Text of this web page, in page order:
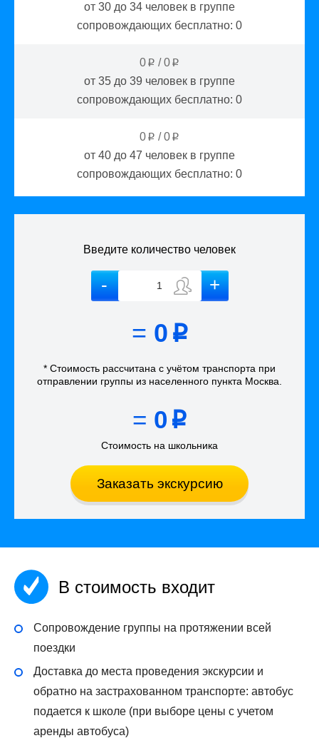
от 30 до 34 человек в группе
сопровождающих бесплатно: 0
0 p /0 p
от 35 до 39 человек в группе
сопровождающих бесплатно: 0
0 p /0 p
от 40 до 47 человек в группе
сопровождающих бесплатно: 0
Введите количество человек
= 0 p
* Стоимость рассчитана с учётом транспорта при
отправлении группы из населенного пункта Москва
= 0 p
Стоимость на школьника
Заказать экскурсию
В стоимость входит
Сопровождение группы на протяжении всей
поездки
Доставка до места проведения экскурсии и
обратно на застрахованном транспорте: автобус
подается к школе (при выборе цены с учетом
аренды автобуса)